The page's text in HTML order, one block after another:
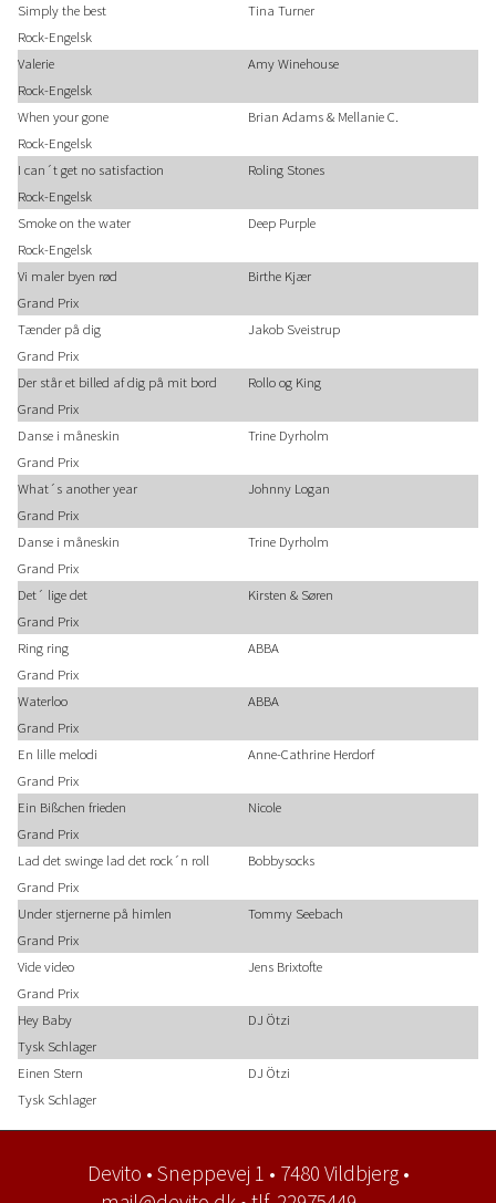
Simply the best
Tina Turner
Rock-Engelsk
Valerie
Amy Winehouse
Rock-Engelsk
When your gone
Brian Adams & Mellanie C.
Rock-Engelsk
I can´t get no satisfaction
Roling Stones
Rock-Engelsk
Smoke on the water
Deep Purple
Rock-Engelsk
Vi maler byen rød
Birthe Kjær
Grand Prix
Tænder på dig
Jakob Sveistrup
Grand Prix
Der står et billed af dig på mit bord
Rollo og King
Grand Prix
Danse i måneskin
Trine Dyrholm
Grand Prix
What´s another year
Johnny Logan
Grand Prix
Danse i måneskin
Trine Dyrholm
Grand Prix
Det´ lige det
Kirsten & Søren
Grand Prix
Ring ring
ABBA
Grand Prix
Waterloo
ABBA
Grand Prix
En lille melodi
Anne-Cathrine Herdorf
Grand Prix
Ein Bißchen frieden
Nicole
Grand Prix
Lad det swinge lad det rock´n roll
Bobbysocks
Grand Prix
Under stjernerne på himlen
Tommy Seebach
Grand Prix
Vide video
Jens Brixtofte
Grand Prix
Hey Baby
DJ Ötzi
Tysk Schlager
Einen Stern
DJ Ötzi
Tysk Schlager
Devito • Sneppevej 1 • 7480 Vildbjerg •